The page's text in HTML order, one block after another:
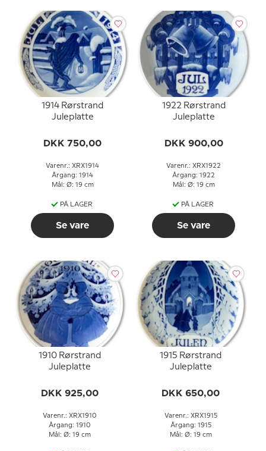
1914 Rørstrand
Juleplatte
DKK 750,00
Varenr.: XRX1914
Årgang: 1914
Mål: Ø: 19 cm
PÅ LAGER
Se vare
1922 Rørstrand
Juleplatte
DKK 900,00
Varenr.: XRX1922
Årgang: 1922
Mål: Ø: 19 cm
PÅ LAGER
Se vare
1910 Rørstrand
Juleplatte
DKK 925,00
Varenr.: XRX1910
Årgang: 1910
Mål: Ø: 19 cm
1915 Rørstrand
Juleplatte
DKK 650,00
Varenr.: XRX1915
Årgang: 1915
Mål: Ø: 19 cm